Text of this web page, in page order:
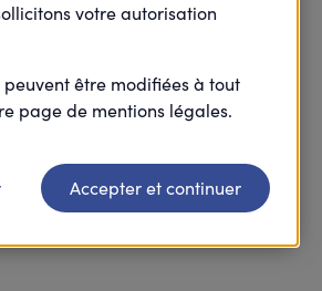
est supprimée.
de votre désinscription un email de
en distanciel.
e-mail pour accéder à l’action
votre autorisation
peuvent être modifiées à tout
page de mentions légales.
Accepter et continuer